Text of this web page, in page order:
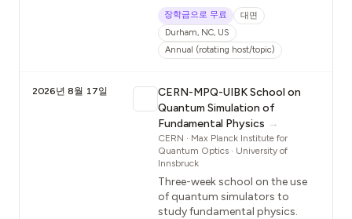
장학금으로 무료
대면
Durham, NC, US
Annual (rotating host/topic)
2026년 8월 17일
CERN-MPQ-UIBK School on
Quantum Simulation of
Fundamental Physics →
CERN · Max Planck Institute for
Quantum Optics · University of
Innsbruck
Three-week school on the use
of quantum simulators to
study fundamental physics.